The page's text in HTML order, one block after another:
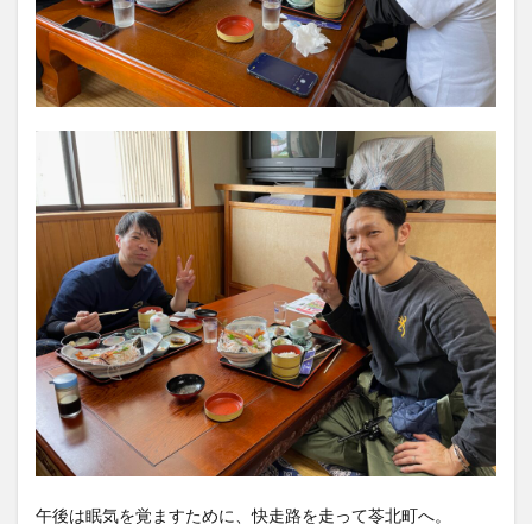
午後は眠気を覚ますために、快走路を走って苓北町へ。